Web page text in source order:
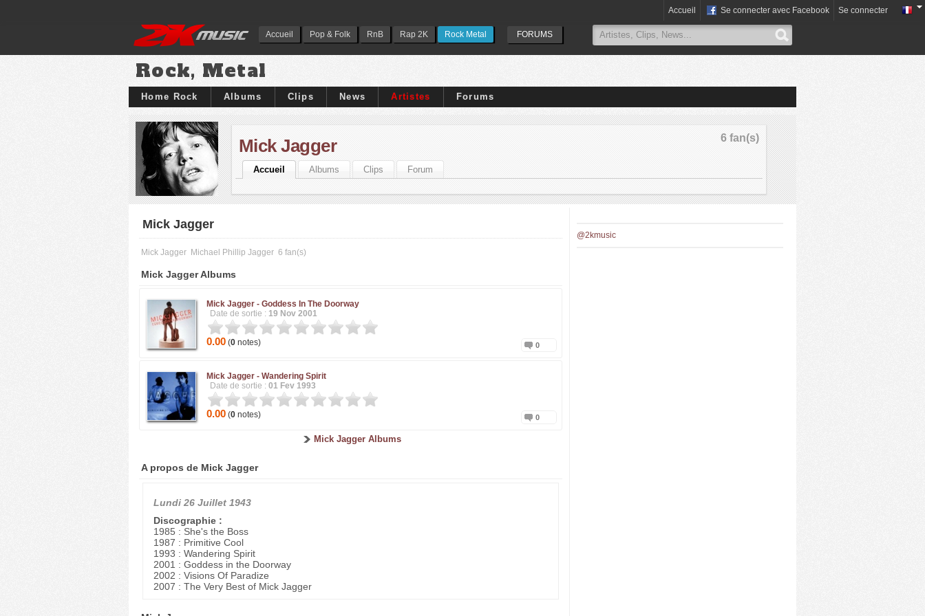
Accueil Pop & Folk RnB Rap 2K Rock Metal FORUMS
Accueil Se connecter avec Facebook Se connecter
Rock, Metal
Home Rock Albums Clips News Artistes Forums
6 fan(s)
Mick Jagger
Accueil Albums Clips Forum
Mick Jagger
Mick Jagger Michael Phillip Jagger 6 fan(s)
Mick Jagger Albums
Mick Jagger - Goddess In The Doorway
Date de sortie : 19 Nov 2001
0.00 (0 notes) 0
Mick Jagger - Wandering Spirit
Date de sortie : 01 Fev 1993
0.00 (0 notes) 0
Mick Jagger Albums
A propos de Mick Jagger
Lundi 26 Juillet 1943
Discographie :
1985 : She's the Boss
1987 : Primitive Cool
1993 : Wandering Spirit
2001 : Goddess in the Doorway
2002 : Visions Of Paradize
2007 : The Very Best of Mick Jagger
@2kmusic